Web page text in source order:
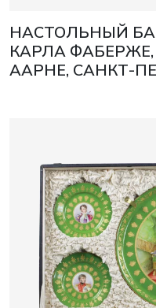
НАСТОЛЬНЫЙ
КАРЛА
ААРНЕ, САНКТ-